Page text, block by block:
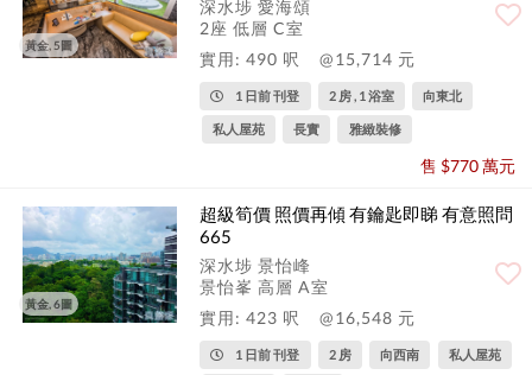
黃金, 5圖
深水埗 愛海頌
2座 低層 C室
實用: 490 呎
@15,714 元
1 日前 刊登 2 房 , 1 浴室 向東北
私人屋苑 長實 雅緻裝修
售 $770 萬元
黃金, 6圖
超級筍價 照價再傾 有鑰匙即睇 有意照問
665
深水埗 景怡峰
景怡峯 高層 A室
實用: 423 呎
@16,548 元
1 日前 刊登 2 房 向西南 私人屋苑